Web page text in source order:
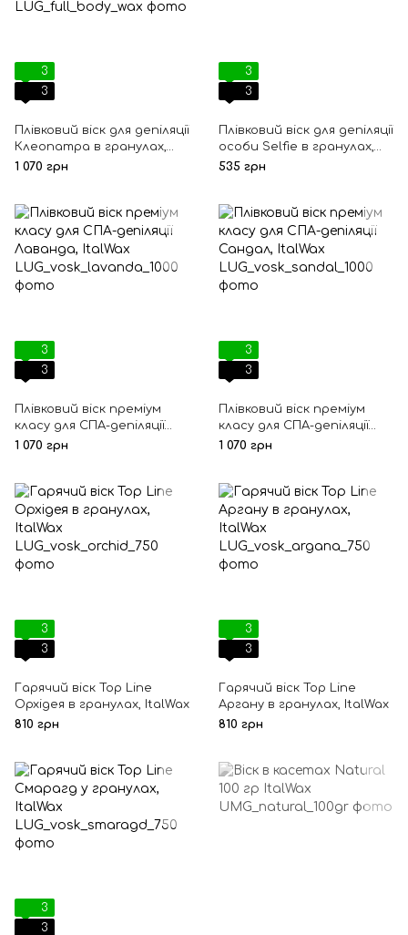
3
3
Плівковий віск для депіляції
Клеопатра в гранулах,
Преміум-класу, ItalWax
1 070 грн
3
3
Плівковий віск для депіляції
особи Selfie в гранулах,
ItalWax
535 грн
3
3
Плівковий віск преміум
класу для СПА-депіляції
Лаванда, ItalWax
1 070 грн
3
3
Плівковий віск преміум
класу для СПА-депіляції
Сандал, ItalWax
1 070 грн
3
3
Гарячий віск Top Line
Орхідея в гранулах, ItalWax
810 грн
3
3
Гарячий віск Top Line
Аргану в гранулах, ItalWax
810 грн
3
3